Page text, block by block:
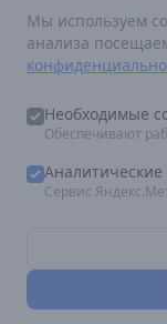
Постановление
По
ООО "Полевая
Мы используем
анализа
Необходимые
Обеспечивают
Аналитические
Сервис